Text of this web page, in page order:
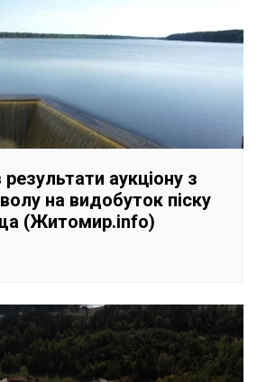
аукціону з
на видобуток піску
(Житомир.info)